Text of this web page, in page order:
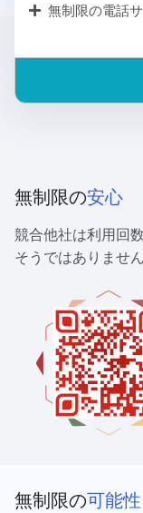
無制限の電話
無制限の安心
競合他社は利用回
そうではありませ
無制限の可能性